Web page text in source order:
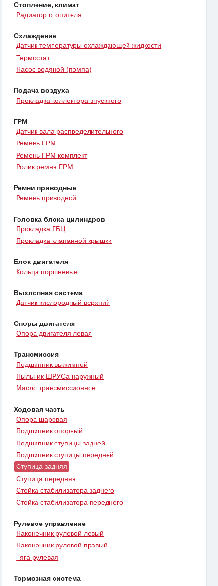
Отопление, климат
Радиатор отопителя
Охлаждение
Датчик температуры охлаждающей жидкости
Термостат
Насос водяной (помпа)
Подача воздуха
Прокладка коллектора впускного
ГРМ
Датчик вала распределительного
Ремень ГРМ
Ремень ГРМ комплект
Ролик ремня ГРМ
Ремни приводные
Ремень приводной
Головка блока цилиндров
Прокладка ГБЦ
Прокладка клапанной крышки
Блок двигателя
Кольца поршневые
Выхлопная система
Датчик кислородный верхний
Опоры двигателя
Опора двигателя левая
Трансмиссия
Подшипник выжимной
Пыльник ШРУСа наружный
Масло трансмиссионное
Ходовая часть
Опора шаровая
Подшипник опорный
Подшипник ступицы задней
Подшипник ступицы передней
Ступица задняя
Ступица передняя
Стойка стабилизатора заднего
Стойка стабилизатора переднего
Рулевое управление
Наконечник рулевой левый
Наконечник рулевой правый
Тяга рулевая
Тормозная система